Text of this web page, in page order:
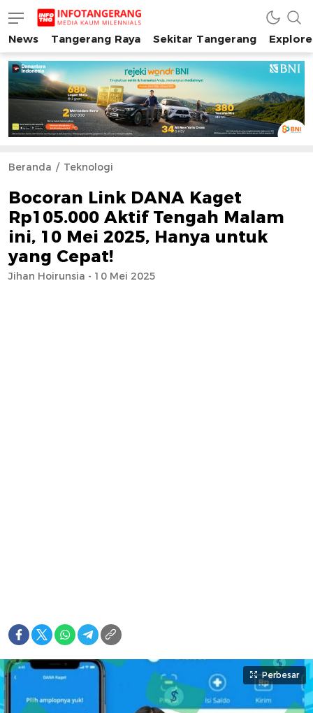
INFO TANGERANG
Media Kaum Millenials Tangerang Raya
News Tangerang Raya Sekitar Tangerang
Beranda Teknologi
Bocoran Link DANA Kaget
Rp105.000 Aktif Tengah Malam
ini, 10 Mei 2025, Hanya untuk
yang Cepat!
Jihan Hoirunsia - 10 Mei 2025
Perbesar